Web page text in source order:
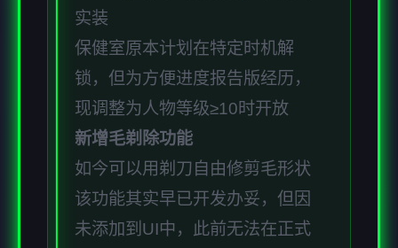
实装
保健室原本计划在特定时机解
锁，但为方便进度报告版经历，
现调整为人物等级≥10时开放
新增毛剃除功能
如今可以用剃刀自由修剪毛形状
该功能其实早已开发办妥，但因
未添加到UI中，此前无法在正式